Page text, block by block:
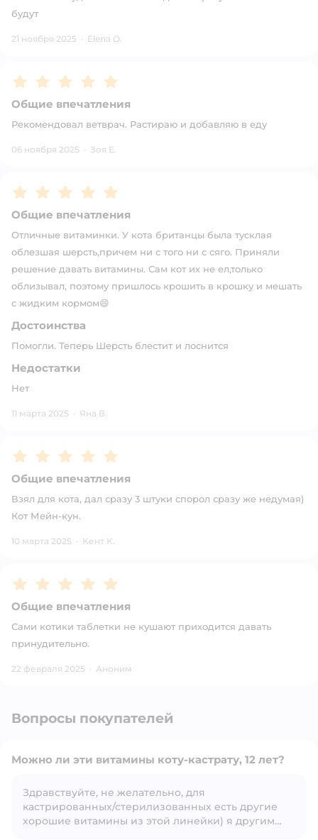
будут
21 ноября 2025 · Elena O.
Рейтинг:5
Общие впечатления
Рекомендовал ветврач. Растираю и добавляю в еду
06 ноября 2025 · Зоя Е.
Рейтинг:5
Общие впечатления
Отличные витаминки. У кота британцы была тусклая
облезшая шерсть,причем ни с того ни с сяго. Приняли
решение давать витамины. Сам кот их не ел,только
облизывал, поэтому пришлось крошить в крошку и мешать
с жидким кормом😄
Достоинства
Помогли. Теперь Шерсть блестит и лоснится
Недостатки
Нет
11 марта 2025 · Яна В.
Рейтинг:5
Общие впечатления
Взял для кота, дал сразу 3 штуки спорол сразу же недумая)
Кот Мейн-кун.
10 марта 2025 · Кент К.
Рейтинг:5
Общие впечатления
Сами котики таблетки не кушают приходится давать
принудительно.
22 февраля 2025 · Аноним
Вопросы покупателей
Открыть вопрос
Можно ли эти витамины коту-кастрату, 12 лет?
Здравствуйте, не желательно, для
кастрированных/стерилизованных есть другие
хорошие витамины из этой линейки) я другим